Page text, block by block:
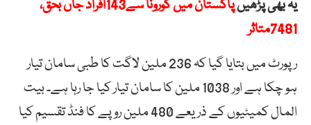
یہ بھی پڑھیں
پاکستان میں کورونا سے143افراد جاں بحق،
7481متاثر
رپورٹ میں بتایا گیا کہ 236 ملین لاگت کا طبی سامان تیار
ہو چکا ہے اور 1038 ملین کا سامان تیار کیا جا رہا ہے۔ بیت
المال کمیٹیوں کے ذریعے 480 ملین روپے کا فنڈ تقسیم کیا